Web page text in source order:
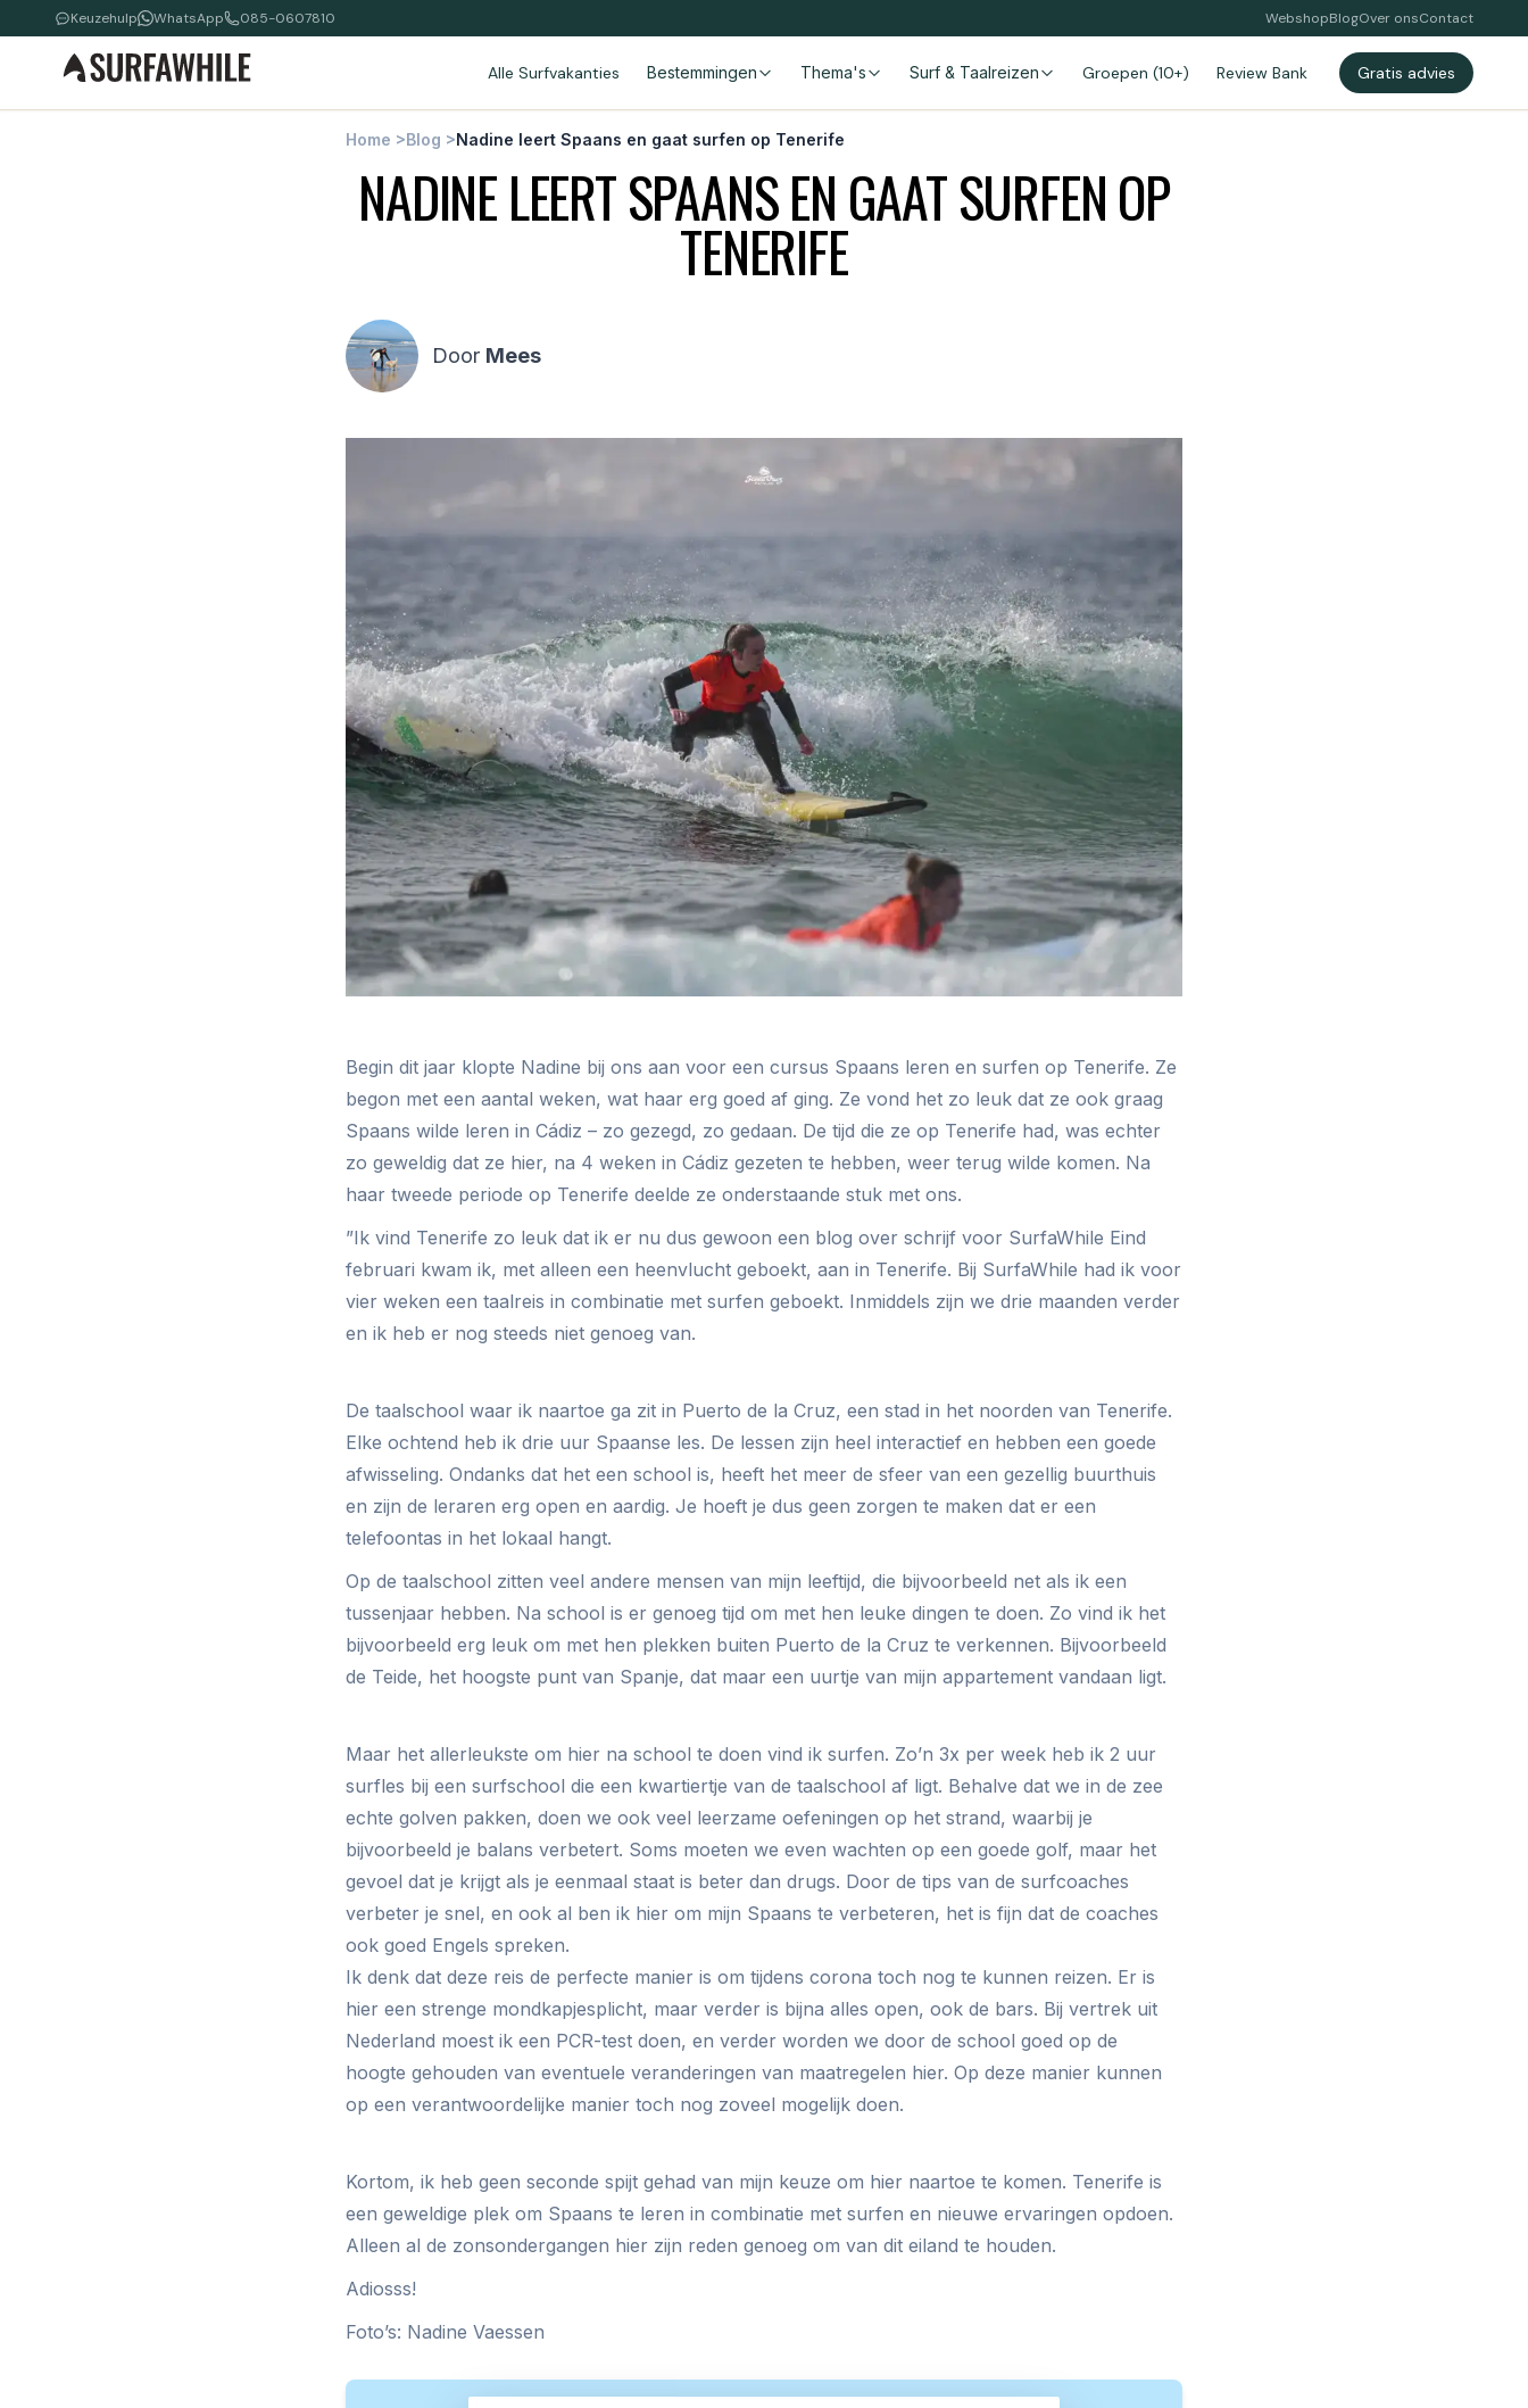
Keuzehulp WhatsApp 085-0607810 WebshopBlogOver onsContact
Alle Surfvakanties Bestemmingen Thema's Surf & Taalreizen Groepen (10+) Review Bank Gratis advies
Home >Blog >Nadine leert Spaans en gaat surfen op Tenerife
NADINE LEERT SPAANS EN GAAT SURFEN OP
TENERIFE
Door Mees
Begin dit jaar klopte Nadine bij ons aan voor een cursus Spaans leren en surfen op Tenerife. Ze
begon met een aantal weken, wat haar erg goed af ging. Ze vond het zo leuk dat ze ook graag
Spaans wilde leren in Cádiz – zo gezegd, zo gedaan. De tijd die ze op Tenerife had, was echter
zo geweldig dat ze hier, na 4 weken in Cádiz gezeten te hebben, weer terug wilde komen. Na
haar tweede periode op Tenerife deelde ze onderstaande stuk met ons.
”Ik vind Tenerife zo leuk dat ik er nu dus gewoon een blog over schrijf voor SurfaWhile Eind
februari kwam ik, met alleen een heenvlucht geboekt, aan in Tenerife. Bij SurfaWhile had ik voor
vier weken een taalreis in combinatie met surfen geboekt. Inmiddels zijn we drie maanden verder
en ik heb er nog steeds niet genoeg van.
De taalschool waar ik naartoe ga zit in Puerto de la Cruz, een stad in het noorden van Tenerife.
Elke ochtend heb ik drie uur Spaanse les. De lessen zijn heel interactief en hebben een goede
afwisseling. Ondanks dat het een school is, heeft het meer de sfeer van een gezellig buurthuis
en zijn de leraren erg open en aardig. Je hoeft je dus geen zorgen te maken dat er een
telefoontas in het lokaal hangt.
Op de taalschool zitten veel andere mensen van mijn leeftijd, die bijvoorbeeld net als ik een
tussenjaar hebben. Na school is er genoeg tijd om met hen leuke dingen te doen. Zo vind ik het
bijvoorbeeld erg leuk om met hen plekken buiten Puerto de la Cruz te verkennen. Bijvoorbeeld
de Teide, het hoogste punt van Spanje, dat maar een uurtje van mijn appartement vandaan ligt.
Maar het allerleukste om hier na school te doen vind ik surfen. Zo’n 3x per week heb ik 2 uur
surfles bij een surfschool die een kwartiertje van de taalschool af ligt. Behalve dat we in de zee
echte golven pakken, doen we ook veel leerzame oefeningen op het strand, waarbij je
bijvoorbeeld je balans verbetert. Soms moeten we even wachten op een goede golf, maar het
gevoel dat je krijgt als je eenmaal staat is beter dan drugs. Door de tips van de surfcoaches
verbeter je snel, en ook al ben ik hier om mijn Spaans te verbeteren, het is fijn dat de coaches
ook goed Engels spreken.
Ik denk dat deze reis de perfecte manier is om tijdens corona toch nog te kunnen reizen. Er is
hier een strenge mondkapjesplicht, maar verder is bijna alles open, ook de bars. Bij vertrek uit
Nederland moest ik een PCR-test doen, en verder worden we door de school goed op de
hoogte gehouden van eventuele veranderingen van maatregelen hier. Op deze manier kunnen
op een verantwoordelijke manier toch nog zoveel mogelijk doen.
Kortom, ik heb geen seconde spijt gehad van mijn keuze om hier naartoe te komen. Tenerife is
een geweldige plek om Spaans te leren in combinatie met surfen en nieuwe ervaringen opdoen.
Alleen al de zonsondergangen hier zijn reden genoeg om van dit eiland te houden.
Adiosss!
Foto’s: Nadine Vaessen